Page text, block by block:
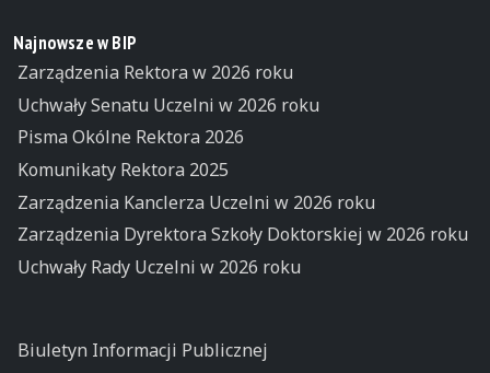
Najnowsze w BIP
Zarządzenia Rektora w 2026 roku
Uchwały Senatu Uczelni w 2026 roku
Pisma Okólne Rektora 2026
Komunikaty Rektora 2025
Zarządzenia Kanclerza Uczelni w 2026 roku
Zarządzenia Dyrektora Szkoły Doktorskiej w 2026 roku
Uchwały Rady Uczelni w 2026 roku
Biuletyn Informacji Publicznej